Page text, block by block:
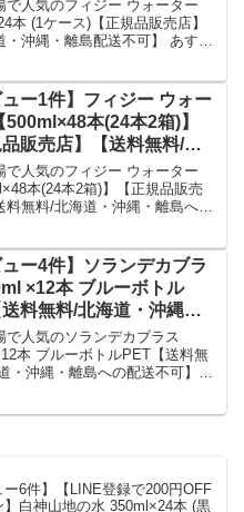
報・購入方法まとめ。
ィジーウォーター/ミネラ
ーター/天然水/海外/無添加/
リカ/珪素/ケイ素水/ケイ素
・送料・ポイント還元まと
で人気のフィジー ウォーター
本 (1ケース)【正規品販売店】
・沖縄・離島配送不可】 あす
fijiウォーター/フィジー/シリカ/珪
水/ケイ素を徹底解説。
から7,128円で販売中（送料
イント1倍）。実ユーザーレビュ
平均評価4.18の商品情報・購入
め。
ュー1件】フィジー ウォー
500ml×48本(24本2箱)】
品販売店】【送料無料/北
縄・離島への配送不可】
/あす楽/フィジーウォ
ミネラルウォーター/水/天
ウォーター/フィジー/珪素
送料・ポイント還元まと
で人気のフィジー ウォーター
本(24本2箱)】【正規品販売
料無料/北海道・沖縄・離島への
ブ/無添加/美容/シリカ水/fijiウォ
ィジー/珪素を徹底解説。
から14,025円で販売中（送
ポイント1倍）。実ユーザーレビ
平均評価4の商品情報・購入方
。
ュー4件】ソランデカブラ
×12本 ブルーボトル
料無料/北海道・沖縄・
配送不可】ソランデカブ
ネラルウォーター/王族も
水/SOLAN DE
ゃれボトル/ナチュラルミ
ト還元まとめ
で人気のソランデカブラス
本 ブルーボトルPET【送料無
・沖縄・離島への配送不可】ソ
から2,592円で販売中（送料
イント1倍）。実ユーザーレビュ
ー6件】【LINE登録で200円OFF
】白神山地の水 350ml×24本 (黒